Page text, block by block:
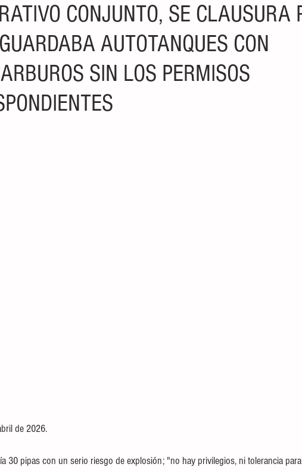
CONJUNTO, SE CLAUSURA
AUTOTANQUES CON
SIN LOS PERMISOS
de 2026.
30 pipas con un serio riesgo de explosión; "no hay privilegios, ni tolerancia